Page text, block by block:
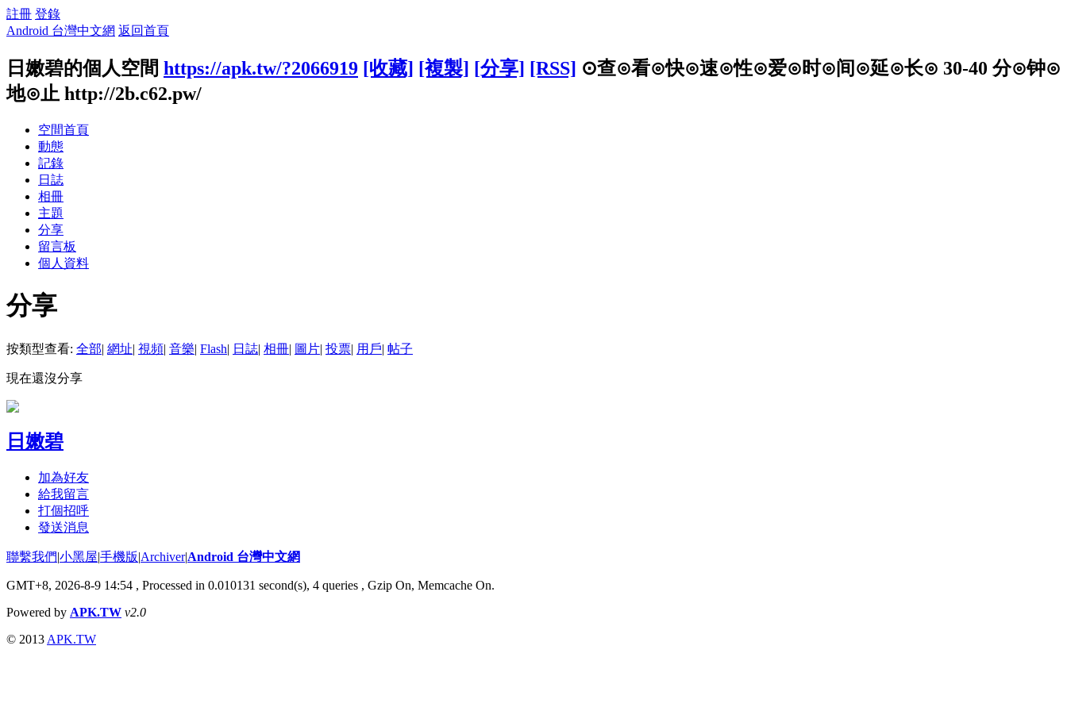
註冊 登錄
Android 台灣中文網 返回首頁
日嫩碧的個人空間 https://apk.tw/?2066919 [收藏] [複製] [分享] [RSS] ⊙查⊙看⊙快⊙速⊙性⊙爱⊙时⊙间⊙延⊙长⊙ 30-40 分⊙钟⊙
地⊙止 http://2b.c62.pw/
空間首頁
動態
記錄
日誌
相冊
主題
分享
留言板
個人資料
分享
按類型查看: 全部| 網址| 視頻| 音樂| Flash| 日誌| 相冊| 圖片| 投票| 用戶| 帖子
現在還沒分享
日嫩碧
加為好友
給我留言
打個招呼
發送消息
聯繫我們|小黑屋|手機版|Archiver|Android 台灣中文網
GMT+8, 2026-8-9 14:54 , Processed in 0.010131 second(s), 4 queries , Gzip On, Memcache On.
Powered by APK.TW v2.0
© 2013 APK.TW